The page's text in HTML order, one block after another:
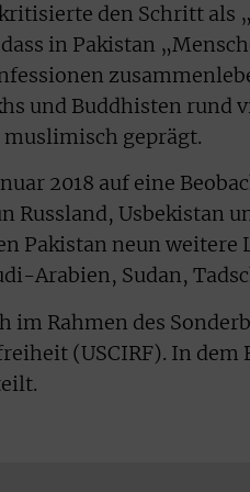
den Schritt als
in Pakistan
und Buddhisten rund
geprägt.
2018 auf eine
Russland, Usbekistan
Pakistan neun weitere
Arabien, Sudan,
im Rahmen des
(USCIRF). In dem